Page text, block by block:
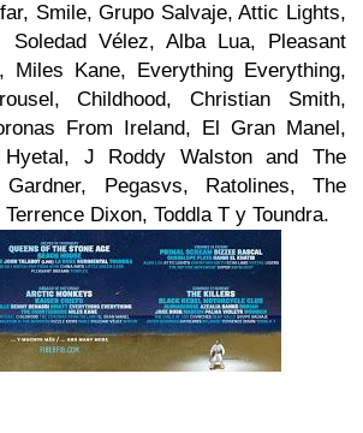
Smile, Grupo Salvaje, Attic Lights,
Vélez, Alba Lua, Pleasant
Miles Kane, Everything Everything,
Childhood, Christian Smith,
From Ireland, El Gran Manel,
J Roddy Walston and The
Pegasvs, Ratolines, The
Dixon, Toddla T y Toundra.